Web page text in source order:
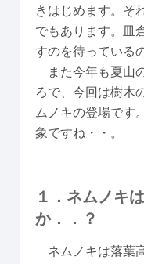
きはじめます。そ
でもあります。皿
すのを待っている
また今年も夏山
ろで、今回は樹木
ムノキの登場です
象ですね・・。
１．ネムノキ
か．．？
ネムノキは落葉